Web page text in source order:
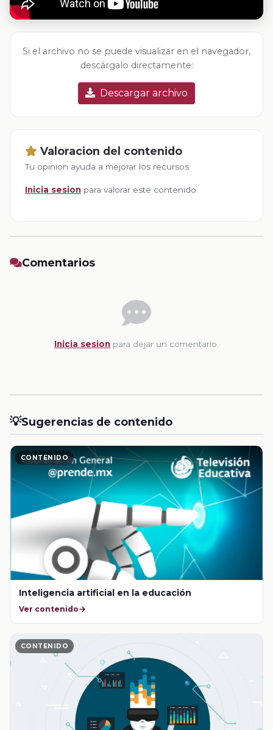
Si el archivo no se puede visualizar en el navegador,
descárgalo directamente:
Descargar archivo
Valoracion del contenido
Tu opinion ayuda a mejorar los recursos
Inicia sesion para valorar este contenido.
Comentarios
Inicia sesion para dejar un comentario.
💡Sugerencias de contenido
CONTENIDO
Inteligencia artificial en la educación
Ver contenido
CONTENIDO